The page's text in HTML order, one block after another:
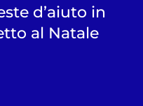
d’aiuto in
al Natale